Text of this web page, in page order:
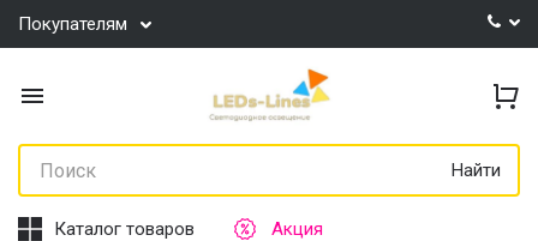
Покупателям
Найти
Каталог товаров Акция